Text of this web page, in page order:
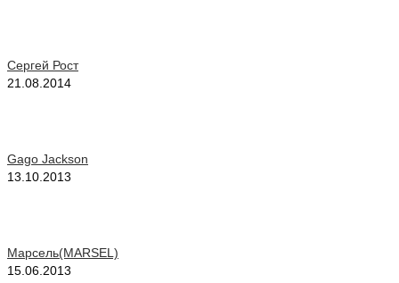
Сергей Рост
21.08.2014
Gago Jackson
13.10.2013
Марсель(MARSEL)
15.06.2013